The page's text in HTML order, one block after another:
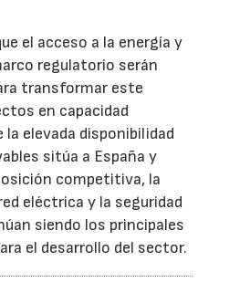
el acceso a la energía y
regulatorio serán
transformar este
en capacidad
la elevada disponibilidad
sitúa a España y
competitiva, la
eléctrica y la seguridad
siendo los principales
el desarrollo del sector.